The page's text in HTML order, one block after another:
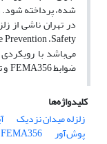
شده، پرداخته شود.
در تهران ناشی از
Safety،Prevention
می‌باشد با
ضوابطFEMA356
کلیدواژه‌ها
زلزله میدان نزدیک
پوش‌آور FEMA356